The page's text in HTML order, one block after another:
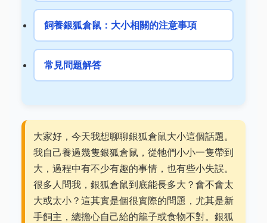
飼養銀狐倉鼠：大小相關的注意事項
常見問題解答
大家好，今天我想聊聊銀狐倉鼠大小這個話題。
我自己養過幾隻銀狐倉鼠，從牠們小小一隻帶到
大，過程中有不少有趣的事情，也有些小失誤。
很多人問我，銀狐倉鼠到底能長多大？會不會太
大或太小？這其實是個很實際的問題，尤其是新
手飼主，總擔心自己給的籠子或食物不對。銀狐